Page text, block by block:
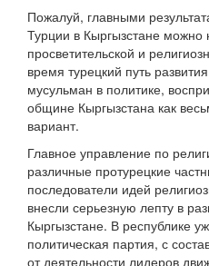
Пожалуй, главными
Турции в Кыргызстане можно
просветительской и
время турецкий путь
мусульман в политике,
общине Кыргызстана как
вариант.
Главное управление по
различные протурецкие
последователи идей
внесли серьезную лепту в
Кыргызстане. В республике
политическая партия, с
от деятельности лидеров